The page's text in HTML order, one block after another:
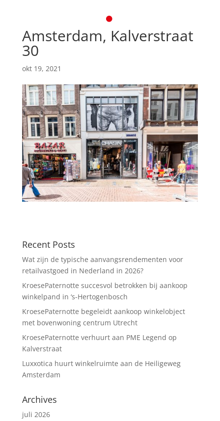
Amsterdam, Kalverstraat
30
okt 19, 2021
Recent Posts
Wat zijn de typische aanvangsrendementen voor
retailvastgoed in Nederland in 2026?
KroesePaternotte succesvol betrokken bij aankoop
winkelpand in ‘s-Hertogenbosch
KroesePaternotte begeleidt aankoop winkelobject
met bovenwoning centrum Utrecht
KroesePaternotte verhuurt aan PME Legend op
Kalverstraat
Luxxotica huurt winkelruimte aan de Heiligeweg
Amsterdam
Archives
juli 2026